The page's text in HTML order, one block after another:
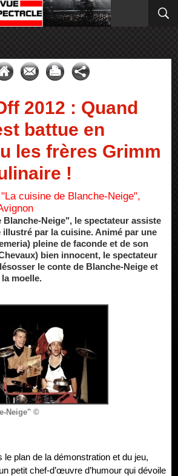
2012 : Quand
battue en
les frères Grimm
!
cuisine de Blanche-Neige",
Blanche-Neige", le spectateur assiste
par la cuisine. Animé par une
pleine de faconde et de son
bien innocent, le spectateur
le conte de Blanche-Neige et
moelle.
Neige" ©
le plan de la démonstration et du jeu,
petit chef-d’œuvre d’humour qui dévoile